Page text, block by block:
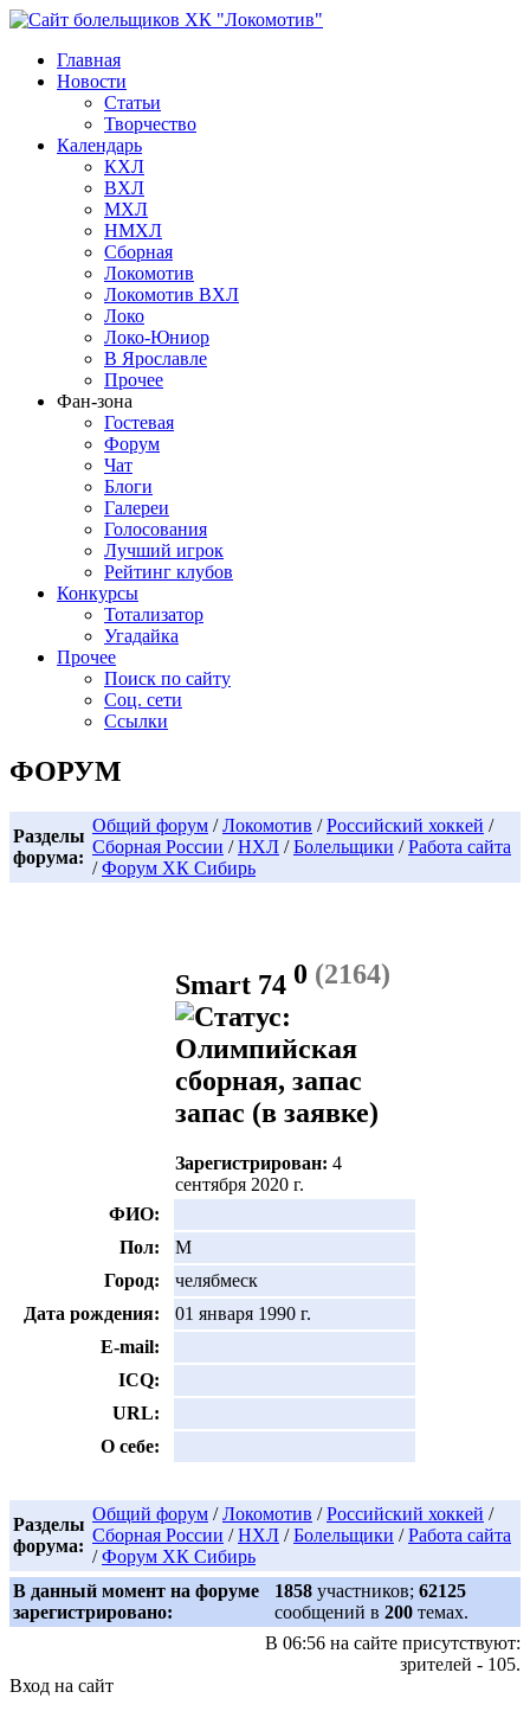
Главная
Новости
Статьи
Творчество
Календарь
КХЛ
ВХЛ
МХЛ
НМХЛ
Сборная
Локомотив
Локомотив ВХЛ
Локо
Локо-Юниор
В Ярославле
Прочее
Фан-зона
Гостевая
Форум
Чат
Блоги
Галереи
Голосования
Лучший игрок
Рейтинг клубов
Конкурсы
Тотализатор
Угадайка
Прочее
Поиск по сайту
Соц. сети
Ссылки
ФОРУМ
Разделы
форума:
Общий форум /Локомотив /Российский хоккей /
Сборная России /НХЛ /Болельщики /Работа сайта
/Форум ХК Сибирь
Smart 74 0 (2164)
запас (в заявке)
Зарегистрирован: 4
сентября 2020 г.
ФИО:
Пол:
М
Город:
челябмеск
Дата рождения:
01 января 1990 г.
E-mail:
ICQ:
URL:
О себе:
Разделы
форума:
Общий форум /Локомотив /Российский хоккей /
Сборная России /НХЛ /Болельщики /Работа сайта
/Форум ХК Сибирь
В данный момент на форуме
зарегистрировано:
1858 участников; 62125
сообщений в 200 темах.
В 06:56 на сайте присутствуют:
зрителей - 105.
Вход на сайт